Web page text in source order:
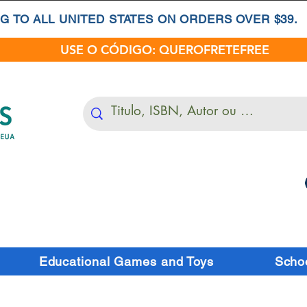
TO ALL UNITED STATES ON ORDERS OVER $39.
USE O CÓDIGO: QUEROFRETEFREE
Educational Games and Toys